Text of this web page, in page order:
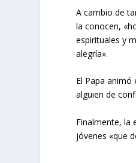
A cambio de
la conocen,
espirituales y
alegría».
El Papa
alguien de
Finalmente, la
jóvenes «que